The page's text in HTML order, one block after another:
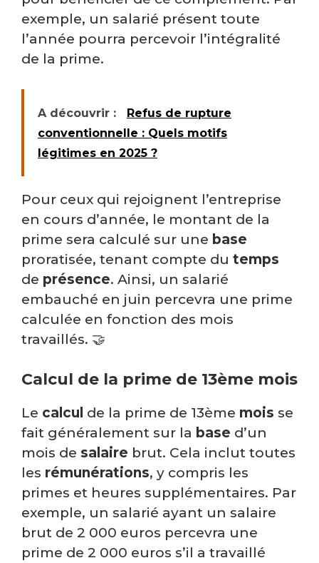
exemple, un salarié présent toute
l’année pourra percevoir l’intégralité
de la prime.
A découvrir :
Refus de rupture
conventionnelle : Quels motifs
légitimes en 2025 ?
Pour ceux qui rejoignent l’entreprise
en cours d’année, le montant de la
prime sera calculé sur une base
proratisée, tenant compte du temps
de présence. Ainsi, un salarié
embauché en juin percevra une prime
calculée en fonction des mois
travaillés. 🤝
Calcul de la prime de 13ème mois
Le calcul de la prime de 13ème mois se
fait généralement sur la base d’un
mois de salaire brut. Cela inclut toutes
les rémunérations, y compris les
primes et heures supplémentaires. Par
exemple, un salarié ayant un salaire
brut de 2 000 euros percevra une
prime de 2 000 euros s’il a travaillé